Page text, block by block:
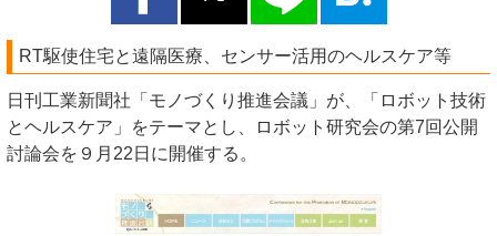
RT駆使住宅と遠隔医療、センサー活用のヘルスケア等
日刊工業新聞社「モノづくり推進会議」が、「ロボット技術
とヘルスケア」をテーマとし、ロボット研究会の第7回公開
討論会を９月22日に開催する。